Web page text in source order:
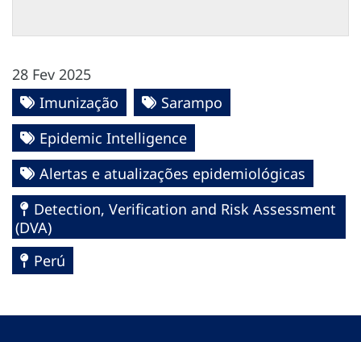
28 Fev 2025
Imunização
Sarampo
Epidemic Intelligence
Alertas e atualizações epidemiológicas
Detection, Verification and Risk Assessment
(DVA)
Perú